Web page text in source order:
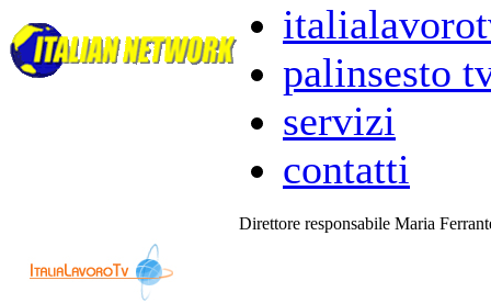
palinsesto
servizi
contatti
Direttore responsabile Maria